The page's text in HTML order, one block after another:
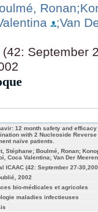
Ronan
;Van
September
12 month safety and
with 2 Nucleoside
naïve patients.
Stéphane; Boulmé, Ronan;
Coca Valentina; Van Der
ICAAC (42: September 27-
2002
bio-médicales et agricoles
maladies infectieuses